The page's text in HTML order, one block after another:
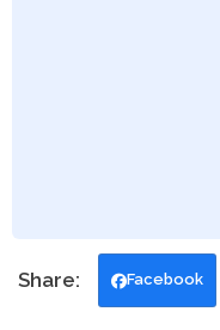
Facebook